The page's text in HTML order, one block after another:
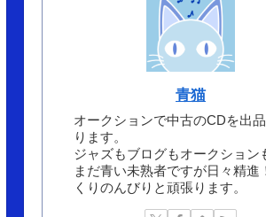
青猫
オークションで中古のCDを出
ります。
ジャズもブログもオークション
まだ青い未熟者ですが日々精進
くりのんびりと頑張ります。